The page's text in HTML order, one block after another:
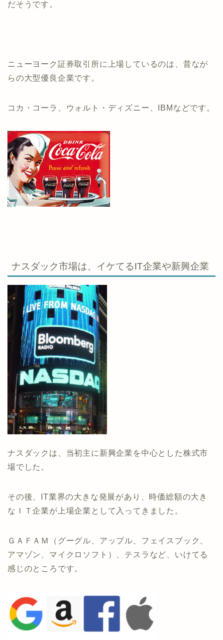
だそうです。
ニューヨーク証券取引所に上場しているのは、昔なが
らの大型優良企業です。
コカ・コーラ、ウォルト・ディズニー、IBMなどです。
ナスダック市場は、イケてるIT企業や新興企業
ナスダックは、当初主に新興企業を中心とした株式市
場でした。
その後、IT業界の大きな発展があり、時価総額の大き
なＩＴ企業が上場企業として入ってきました。
ＧＡＦＡＭ（グーグル、アップル、フェイスブック、
アマゾン、マイクロソフト）、テスラなど、いけてる
感じのところです。